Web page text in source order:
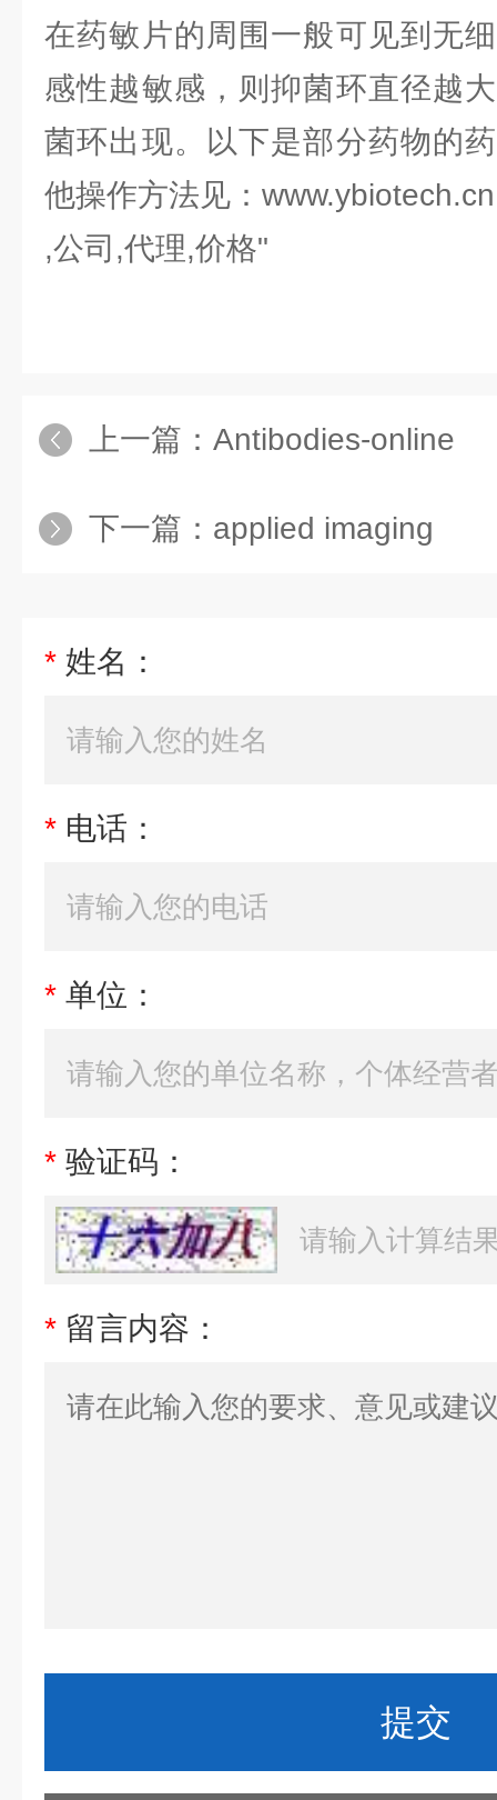
在药敏片的周围一般可见到无
感性越敏感，则抑菌环直径越
菌环出现。以下是部分药物的
他操作方法见：www.ybiotech.cn
,公司,代理,价格"
上一篇： Antibodies-online
下一篇： applied imaging
* 姓名：
* 电话：
* 单位：
* 验证码：
* 留言内容：